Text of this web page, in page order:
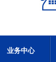
业务中心